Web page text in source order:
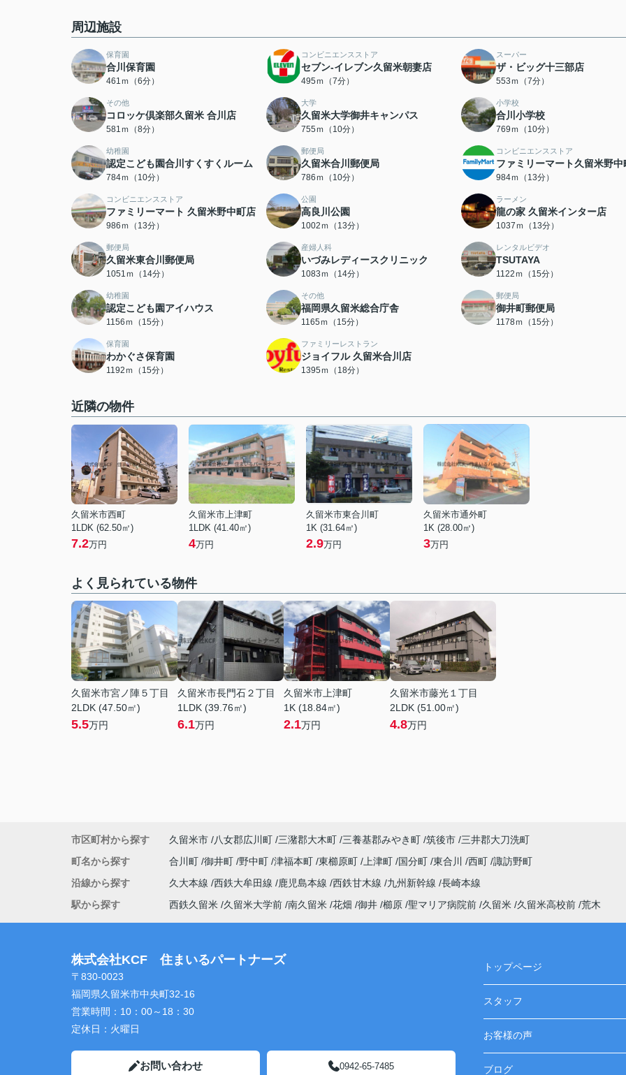
周辺施設
保育園
合川保育園
461ｍ（6分）
コンビニエンスストア
セブン-イレブン久留米朝妻店
495ｍ（7分）
スーパー
ザ・ビッグ十三部店
553ｍ（7分）
その他
コロッケ倶楽部久留米 合川店
581ｍ（8分）
大学
久留米大学御井キャンパス
755ｍ（10分）
小学校
合川小学校
769ｍ（10分）
幼稚園
認定こども園合川すくすくルーム
784ｍ（10分）
郵便局
久留米合川郵便局
786ｍ（10分）
コンビニエンスストア
ファミリーマート久留米野中
984ｍ（13分）
コンビニエンスストア
ファミリーマート 久留米野中町店
986ｍ（13分）
公園
高良川公園
1002ｍ（13分）
ラーメン
龍の家 久留米インター店
1037ｍ（13分）
郵便局
久留米東合川郵便局
1051ｍ（14分）
産婦人科
いづみレディースクリニック
1083ｍ（14分）
レンタルビデオ
TSUTAYA
1122ｍ（15分）
幼稚園
認定こども園アイハウス
1156ｍ（15分）
その他
福岡県久留米総合庁舎
1165ｍ（15分）
郵便局
御井町郵便局
1178ｍ（15分）
保育園
わかぐさ保育園
1192ｍ（15分）
ファミリーレストラン
ジョイフル 久留米合川店
1395ｍ（18分）
近隣の物件
久留米市西町
1LDK (62.50㎡)
7.2万円
久留米市上津町
1LDK (41.40㎡)
4万円
久留米市東合川町
1K (31.64㎡)
2.9万円
久留米市通外町
1K (28.00㎡)
3万円
よく見られている物件
久留米市宮ノ陣５丁目
2LDK (47.50㎡)
5.5万円
久留米市長門石２丁目
1LDK (39.76㎡)
6.1万円
久留米市上津町
1K (18.84㎡)
2.1万円
久留米市藤光１丁目
2LDK (51.00㎡)
4.8万円
市区町村から探す 久留米市 八女郡広川町 三潴郡大木町 三養基郡みやき町 筑後市 三井郡大刀洗町
町名から探す
合川町 御井町 野中町 津福本町 東櫛原町 上津町 国分町 東合川 西町 諏訪野町
沿線から探す
久大本線 西鉄大牟田線 鹿児島本線 西鉄甘木線 九州新幹線 長崎本線
駅から探す
西鉄久留米 久留米大学前 南久留米 花畑 御井 櫛原 聖マリア病院前 久留米 久留米高校前 荒木
株式会社KCF 住まいるパートナーズ
〒830-0023
福岡県久留米市中央町32-16
営業時間： 10：00～18：30
定休日： 火曜日
お問い合わせ 0942-65-7485
トップページ
スタッフ
お客様の声
ブログ